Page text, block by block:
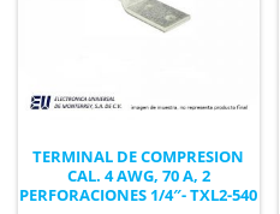
TERMINAL DE COMPRESION
CAL. 4 AWG, 70 A, 2
PERFORACIONES 1/4″- TXL2-540